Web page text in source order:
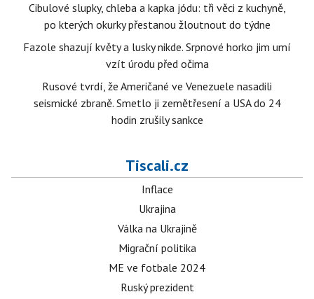
Cibulové slupky, chleba a kapka jódu: tři věci z kuchyně,
po kterých okurky přestanou žloutnout do týdne
Fazole shazují květy a lusky nikde. Srpnové horko jim umí
vzít úrodu před očima
Rusové tvrdí, že Američané ve Venezuele nasadili
seismické zbraně. Smetlo ji zemětřesení a USA do 24
hodin zrušily sankce
Tiscali.cz
Inflace
Ukrajina
Válka na Ukrajině
Migrační politika
ME ve fotbale 2024
Ruský prezident